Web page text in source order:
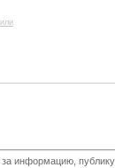
за информацию,